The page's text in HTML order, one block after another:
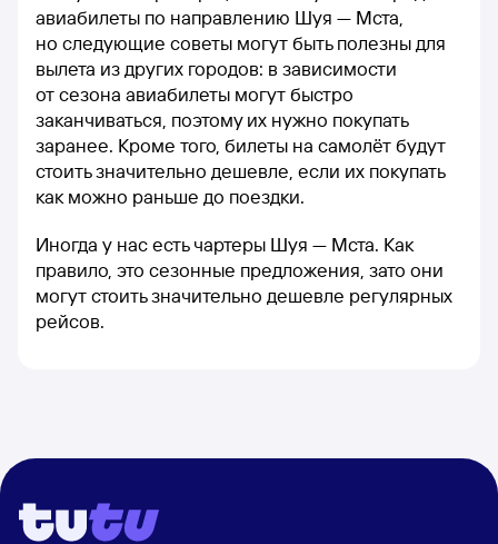
авиабилеты по направлению Шуя — Мста,
но следующие советы могут быть полезны для
вылета из других городов: в зависимости
от сезона авиабилеты могут быстро
заканчиваться, поэтому их нужно покупать
заранее. Кроме того, билеты на самолёт будут
стоить значительно дешевле, если их покупать
как можно раньше до поездки.
Иногда у нас есть чартеры Шуя — Мста. Как
правило, это сезонные предложения, зато они
могут стоить значительно дешевле регулярных
рейсов.